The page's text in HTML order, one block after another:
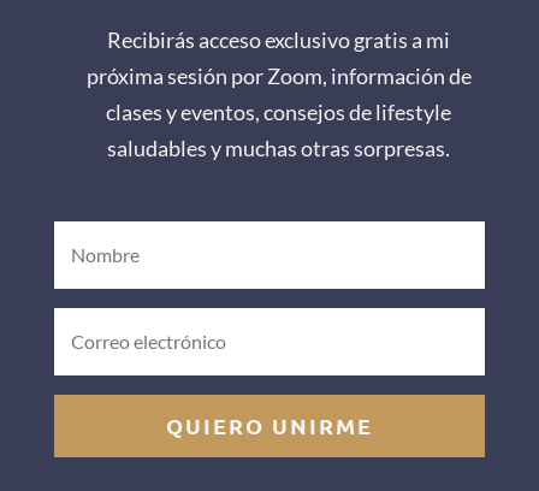
Recibirás acceso exclusivo gratis a mi
próxima sesión por Zoom, información de
clases y eventos, consejos de lifestyle
saludables y muchas otras sorpresas.
QUIERO UNIRME